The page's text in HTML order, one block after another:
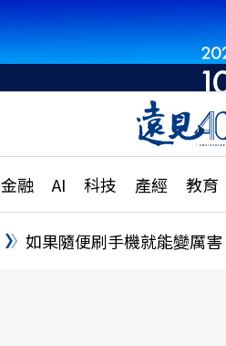
金融 AI 科技 產經 教育
國際
特輯
大學升
縣市施
如果隨便刷手機就能變厲